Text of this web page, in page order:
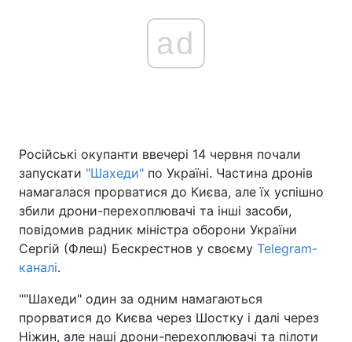
ad
Російські окупанти ввечері 14 червня почали
запускати "Шахеди" по Україні. Частина дронів
намагалася прорватися до Києва, але їх успішно
збили дрони-перехоплювачі та інші засоби,
повідомив радник міністра оборони України
Сергій (Флеш) Бескрестнов у своєму Telegram-
каналі.
""Шахеди" один за одним намагаються
прорватися до Києва через Шостку і далі через
Ніжин, але наші дрони-перехоплювачі та пілоти